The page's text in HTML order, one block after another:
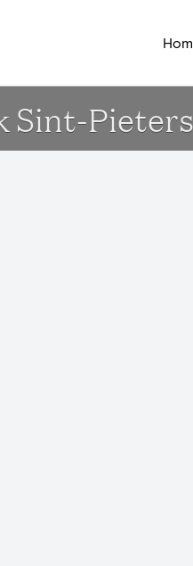
Sint-